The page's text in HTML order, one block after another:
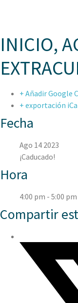
INICIO,
+ Añadir Google
+ exportación
Fecha
Ago 14 2023
¡Caducado!
Hora
4:00 pm - 5:00 pm
Compartir